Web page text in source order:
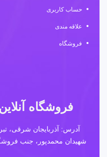
حساب کاربری
علاقه مندی
فروشگاه
فروشگاه
آدرس: آذربایجان شرقی،
شهیدان محمدپور، جنب